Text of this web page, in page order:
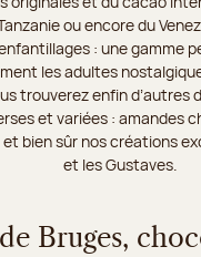
ou encore du
: une gamme
les adultes
trouverez enfin d’autres
et variées : amandes
bien sûr nos créations
et les Gustaves.
de Bruges,